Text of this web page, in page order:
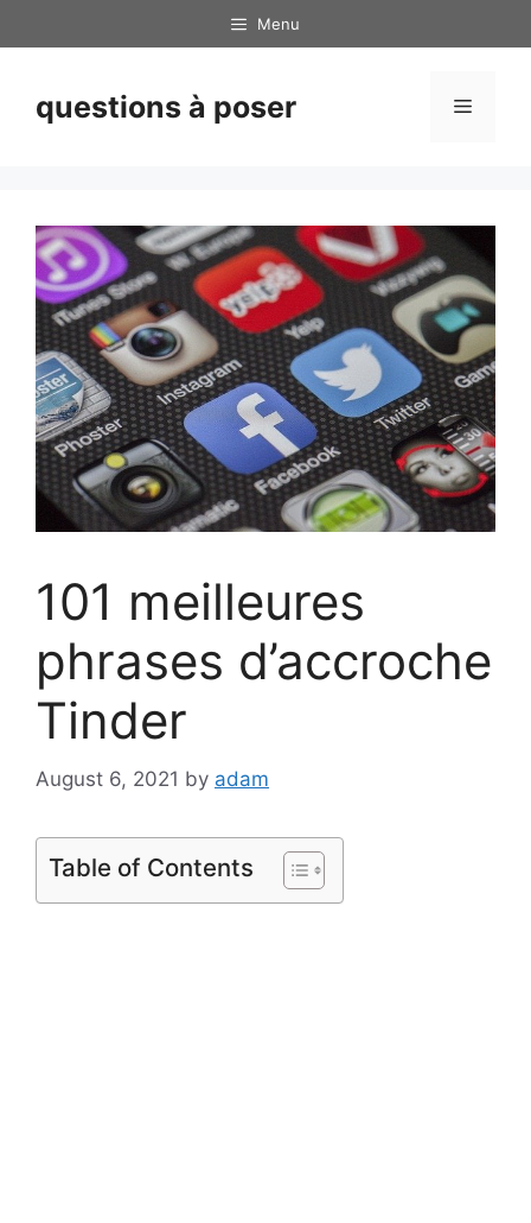
to
Menu
questions à poser Menu
101 meilleures
phrases d’accroche
Tinder
August 6, 2021 by adam
Table of Contents